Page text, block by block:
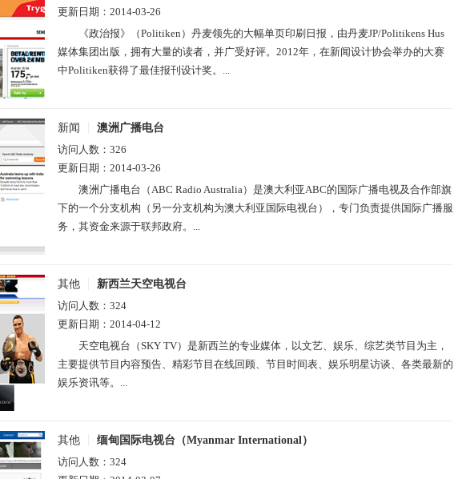
更新日期： 2014-03-26
《政治报》（Politiken）丹麦领先的大幅单页印刷日报，由丹麦JP/Politikens Hus
媒体集团出版，拥有大量的读者，并广受好评。2012年，在新闻设计协会举办的大赛
中Politiken获得了最佳报刊设计奖。...
新闻
澳洲广播电台
访问人数： 326
更新日期： 2014-03-26
澳洲广播电台（ABC Radio Australia）是澳大利亚ABC的国际广播电视及合作部旗
下的一个分支机构（另一分支机构为澳大利亚国际电视台），专门负责提供国际广播服
务，其资金来源于联邦政府。...
其他
新西兰天空电视台
访问人数： 324
更新日期： 2014-04-12
天空电视台（SKY TV）是新西兰的专业媒体，以文艺、娱乐、综艺类节目为主，
主要提供节目内容预告、精彩节目在线回顾、节目时间表、娱乐明星访谈、各类最新的
娱乐资讯等。...
其他
缅甸国际电视台（Myanmar International）
访问人数： 324